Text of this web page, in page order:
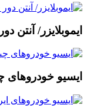
ایموبلایزر/ آنتن
ایسیو خودروهای